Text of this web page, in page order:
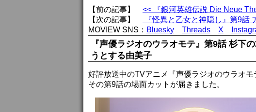
【前の記事】 << 『銀河英雄伝説 Die Neue
【次の記事】
『怪異と乙女と神隠し』第9話
MOVIEW SNS： Bluesky Threads X
『声優ラジオのウラオモテ』第9話 杉下
うとする由美子
好評放送中のTVアニメ『声優ラジオのウラオモ
その第9話の場面カットが届きました。